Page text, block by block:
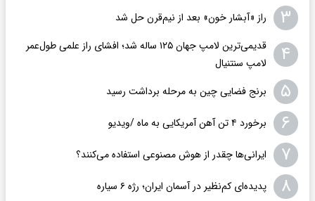
۳ راز «آبشار خون» بعد از نیم‌قرن حل شد
۴
قدیمی‌ترین لامپ جهان ۱۲۵ ساله شد؛ افشای راز علمی طول‌عمر
لامپ سنتنیال
۵ برنج فضایی چین به مرحله برداشت رسید
۶ برخورد ۴ تن آهن آمریکایی به ماه /ویدیو
۷ ایرانی‌ها چقدر از هوش مصنوعی استفاده می‌کنند؟
۸ پدیده‌ای کم‌نظیر در آسمان ایران؛ رژه ۶ سیاره